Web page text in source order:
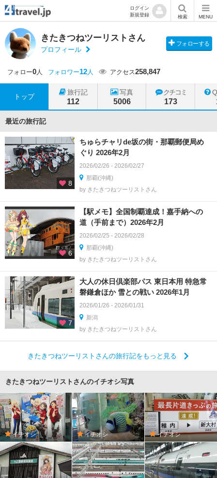
ログイン
新規登録
検索 MENU
きたきつねツーリストさん
プロフィール
フォローする
フォロー0人 フォロワー12人 アクセス258,847
トップ
旅行記
112
写真
5006
クチコミ
173
最近の旅行記
8
ちゅらチャリde坂の街・那覇郵便局め
ぐり 2026年2月
2026/02/26 - 2026/02/27
那覇(沖縄)
by きたきつねツーリストさん
6
【駅メモ】全国制覇達成！嘉手納への
道（手前まで）2026年2月
2026/02/25 - 2026/02/28
那覇(沖縄)
by きたきつねツーリストさん
7
大人の休日倶楽部パス 東日本用 特急常
磐鎌倉ほか 雪との戦い 2026年1月
2026/01/26 - 2026/01/31
新潟
by きたきつねツーリストさん
きたきつねツーリストさんの旅行記をもっと見る
きたきつねツーリストさんのイチオシ写真
イチオシ イチオシ イチオシ